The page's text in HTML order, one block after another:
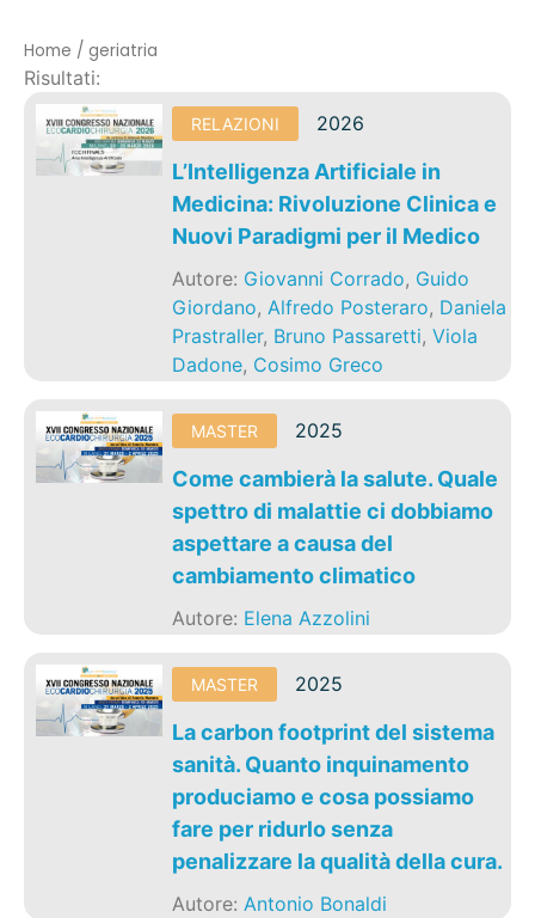
Home / geriatria
Risultati:
RELAZIONI 2026
L’Intelligenza Artificiale in
Medicina: Rivoluzione Clinica e
Nuovi Paradigmi per il Medico
Autore: Giovanni Corrado, Guido
Giordano,Alfredo Posteraro, Daniela
Prastraller, Bruno Passaretti,Viola
Dadone, Cosimo Greco
MASTER 2025
Come cambierà la salute. Quale
spettro di malattie ci dobbiamo
aspettare a causa del
cambiamento climatico
Autore: Elena Azzolini
MASTER 2025
La carbon footprint del sistema
sanità. Quanto inquinamento
produciamo e cosa possiamo
fare per ridurlo senza
penalizzare la qualità della cura.
Autore:Antonio Bonaldi